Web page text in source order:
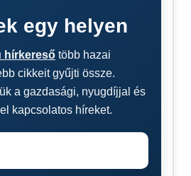
egy helyen
hírkereső több hazai
cikkeit gyűjti össze.
a gazdasági, nyugdíjjal és
kapcsolatos híreket.